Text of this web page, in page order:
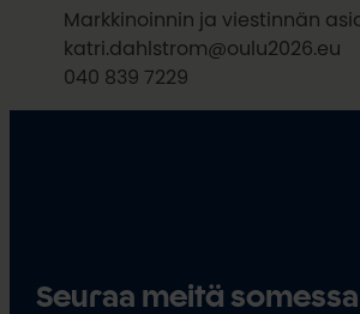
Markkinoinnin ja viestinnän
katri.dahlstrom@oulu2026.eu
040 839 7229
Seuraa meitä somessa